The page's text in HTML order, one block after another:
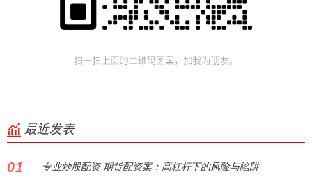
最近发表
01 专业炒股配资 期货配资案：高杠杆下的风险与陷阱